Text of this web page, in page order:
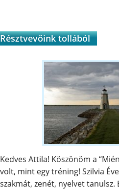
Résztvevőink tollából
Kedves Attila! Köszönöm a
volt, mint egy tréning! Szilvia
szakmát, zenét, nyelvet tanulsz.